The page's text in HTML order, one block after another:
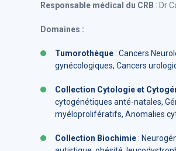
Responsable médical du CRB : Dr
Domaines :
Tumorothèque: Cancers
gynécologiques, Cancers
Collection Cytologie et
cytogénétiques anté-natales,
myéloprolifératifs, Anomalies
Collection Biochimie: